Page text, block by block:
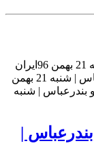
روزنامه استخدامی هرمزگان و بندرعباس | شنبه 21 بهمن 96ایران
استخدام روزنامه استخدامی هرمزگان و بندرعباس | شنبه 21 بهمن
و بندرعباس | شنبه
|